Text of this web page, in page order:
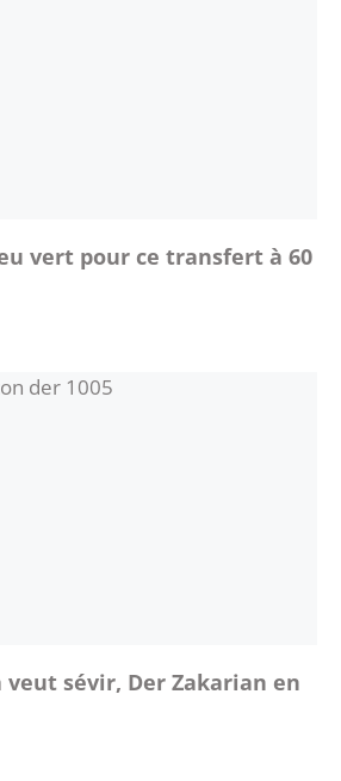
vert pour ce transfert à 60
veut sévir, Der Zakarian en